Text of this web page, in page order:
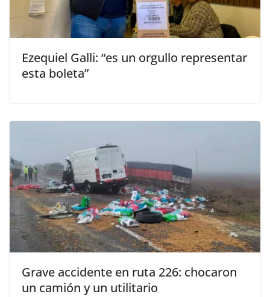
Ezequiel Galli: “es un orgullo representar
esta boleta”
Grave accidente en ruta 226: chocaron
un camión y un utilitario